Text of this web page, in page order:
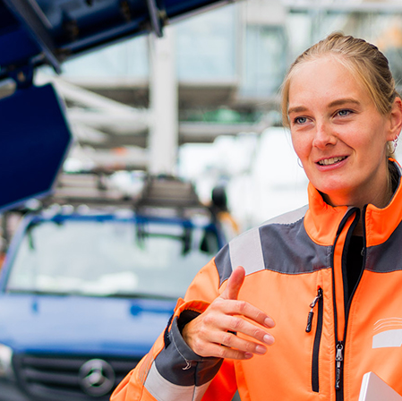
Center der HPA
aller Verkehrsmeldungen im Hafen am